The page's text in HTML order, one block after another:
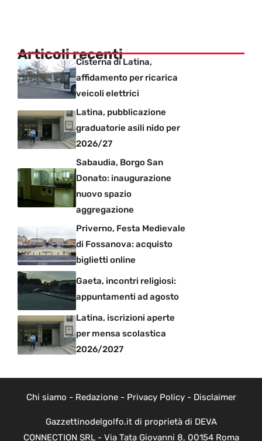
Articoli recenti
Cisterna di Latina,
affidamento per ricarica
veicoli elettrici
Latina, pubblicazione
graduatorie asili nido per
2026/27
Sabaudia, Borgo San
Donato: inaugurazione
nuovo spazio
aggregazione
Priverno, Festa Medievale
di Fossanova: acquisto
biglietti online
Gaeta, incontri religiosi:
appuntamenti ad agosto
Latina, iscrizioni aperte
per mensa scolastica
2026/2027
Chi siamo - Redazione- Privacy Policy- Disclaimer
Gazzettinodelgolfo.it di proprietà di DEVA
CONNECTION SRL - Via Tata Giovanni 8, 00154 Roma